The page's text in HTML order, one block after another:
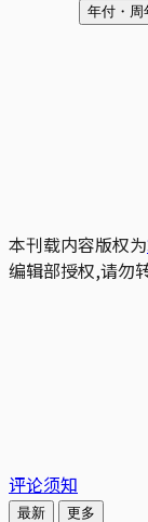
年付・周
本刊载内容版权为
编辑部授权,请勿
评论须知
最新 更多